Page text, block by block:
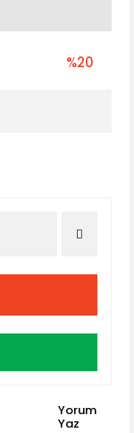
%20
Yorum
Yaz